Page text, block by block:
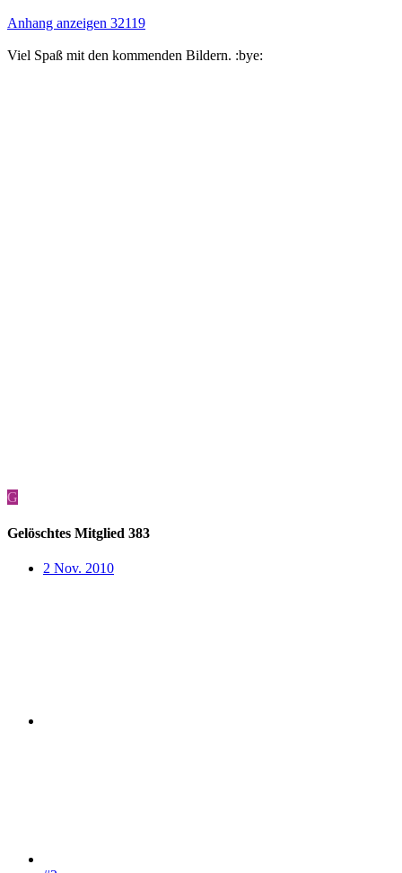
Anhang anzeigen 32119
Viel Spaß mit den kommenden Bildern. :bye:
G
Gelöschtes Mitglied 383
2 Nov. 2010